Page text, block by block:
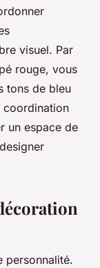
visuel. Par
rouge, vous
tons de bleu
coordination
un espace de
personnalité.